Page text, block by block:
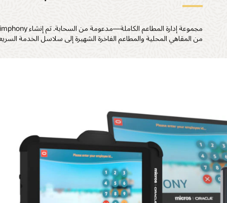
من المقاهي المحلية والمطاعم الفاخرة الشهيرة إلى سلاسل الخدمة